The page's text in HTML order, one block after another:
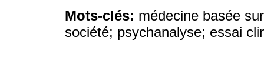
Mots-clés: médecine basée
société; psychanalyse; essai